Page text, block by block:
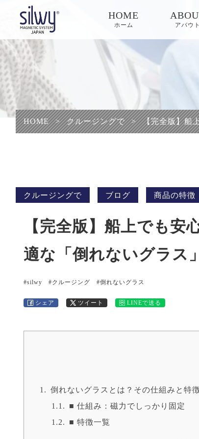
HOME
ホーム アバウト
HOME > クルージングで > 【完全版】船
クルージングで ブログ 商品の特徴
【完全版】船上でも
適な「倒れないグラス
#silwy #クルージング #倒れないグラス
シェア ツイート LINEで送る
倒れないグラスとは？その仕組みと特
■ 仕組み：磁力でしっかり固定
■ 特徴一覧